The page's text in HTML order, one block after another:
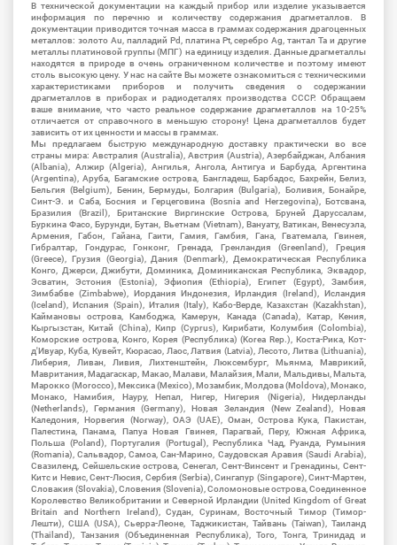
В технической документации на каждый прибор или изделие указывается
информация по перечню и количеству содержания драгметаллов. В
документации приводится точная масса в граммах содержания драгоценных
металлов: золото Au, палладий Pd, платина Pt, серебро Ag, тантал Ta и другие
металлы платиновой группы (МПГ) на единицу изделия. Данные драгметаллы
находятся в природе в очень ограниченном количестве и поэтому имеют
столь высокую цену. У нас на сайте Вы можете ознакомиться с техническими
характеристиками приборов и получить сведения о содержании
драгметаллов в приборах и радиодеталях производства СССР. Обращаем
ваше внимание, что часто реальное содержание драгметаллов на 10-25%
отличается от справочного в меньшую сторону! Цена драгметаллов будет
зависить от их ценности и массы в граммах.
Мы предлагаем быструю международную доставку практически во все
страны мира: Австралия (Australia), Австрия (Austria), Азербайджан, Албания
(Albania), Алжир (Algeria), Ангилья, Ангола, Антигуа и Барбуда, Аргентина
(Argentina), Аруба, Багамские острова, Бангладеш, Барбадос, Бахрейн, Белиз,
Бельгия (Belgium), Бенин, Бермуды, Болгария (Bulgaria), Боливия, Бонайре,
Синт-Э. и Саба, Босния и Герцеговина (Bosnia and Herzegovina), Ботсвана,
Бразилия (Brazil), Британские Виргинские Острова, Бруней Даруссалам,
Буркина Фасо, Бурунди, Бутан, Вьетнам (Vietnam), Вануату, Ватикан, Венесуэла,
Армения, Габон, Гайана, Гаити, Гамия, Гамбия, Гана, Гватемала, Гвинея,
Гибралтар, Гондурас, Гонконг, Гренада, Гренландия (Greenland), Греция
(Greece), Грузия (Georgia), Дания (Denmark), Демократическая Республика
Конго, Джерси, Джибути, Доминика, Доминиканская Республика, Эквадор,
Эсватин, Эстония (Estonia), Эфиопия (Ethiopia), Египет (Egypt), Замбия,
Зимбабве (Zimbabwe), Иордания Индонезия, Ирландия (Ireland), Исландия
(Iceland), Испания (Spain), Италия (Italy), Кабо-Верде, Казахстан (Kazakhstan),
Каймановы острова, Камбоджа, Камерун, Канада (Canada), Катар, Кения,
Кыргызстан, Китай (China), Кипр (Cyprus), Кирибати, Колумбия (Colombia),
Коморские острова, Конго, Корея (Республика) (Korea Rep.), Коста-Рика, Кот-
д'Ивуар, Куба, Кувейт, Кюрасао, Лаос, Латвия (Latvia), Лесото, Литва (Lithuania),
Либерия, Ливан, Ливия, Лихтенштейн, Люксембург, Мьянма, Маврикий,
Мавритания, Мадагаскар, Макао, Малави, Малайзия, Мали, Мальдивы, Мальта,
Марокко (Morocco), Мексика (Mexico), Мозамбик, Молдова (Moldova), Монако,
Монако, Намибия, Науру, Непал, Нигер, Нигерия (Nigeria), Нидерланды
(Netherlands), Германия (Germany), Новая Зеландия (New Zealand), Новая
Каледония, Норвегия (Norway), ОАЭ (UAE), Оман, Острова Кука, Пакистан,
Палестина, Панама, Папуа Новая Гвинея, Парагвай, Перу, Южная Африка,
Польша (Poland), Португалия (Portugal), Республика Чад, Руанда, Румыния
(Romania), Сальвадор, Самоа, Сан-Марино, Саудовская Аравия (Saudi Arabia),
Свазиленд, Сейшельские острова, Сенегал, Сент-Винсент и Гренадины, Сент-
Китс и Невис, Сент-Люсия, Сербия (Serbia), Сингапур (Singapore), Синт-Мартен,
Словакия (Slovakia), Словения (Slovenia), Соломоновые острова, Соединенное
Королевство Великобритании и Северной Ирландии (United Kingdom of Great
Britain and Northern Ireland), Судан, Суринам, Восточный Тимор (Тимор-
Лешти), США (USA), Сьерра-Леоне, Таджикистан, Тайвань (Taiwan), Таиланд
(Thailand), Танзания (Объединенная Республика), Того, Тонга, Тринидад и